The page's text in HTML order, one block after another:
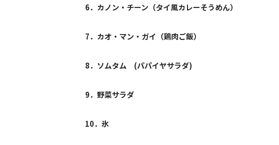
6．カノン・チーン（タイ風カレーそうめん）
7．カオ・マン・ガイ（鶏肉ご飯）
8．ソムタム (パパイヤサラダ)
9．野菜サラダ
10．氷